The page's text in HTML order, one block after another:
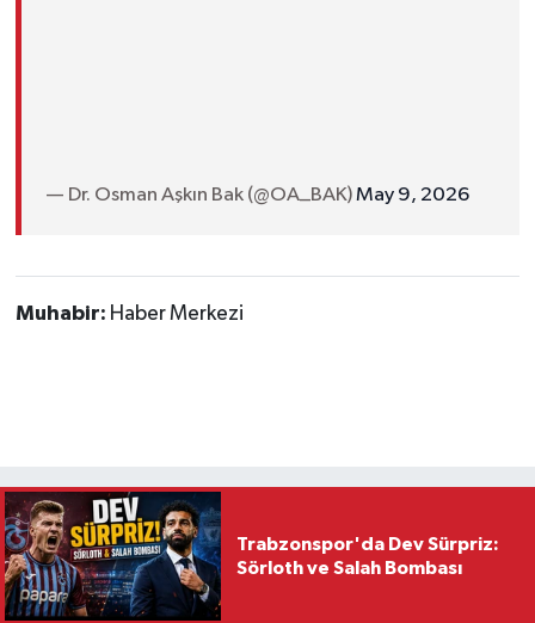
— Dr. Osman Aşkın Bak (@OA_BAK)May 9, 2026
Muhabir: Haber Merkezi
Trabzonspor'da Dev Sürpriz:
Sörloth ve Salah Bombası